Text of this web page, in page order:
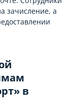
зачисление, а
в